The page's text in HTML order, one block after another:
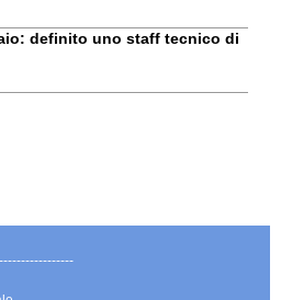
definito uno staff tecnico di